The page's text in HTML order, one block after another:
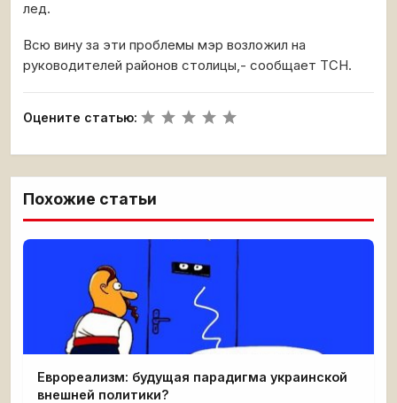
лед.
Всю вину за эти проблемы мэр возложил на
руководителей районов столицы,- сообщает ТСН.
Оцените статью:
Похожие статьи
Еврореализм: будущая парадигма украинской
внешней политики?